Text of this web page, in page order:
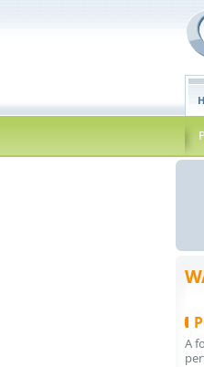
A